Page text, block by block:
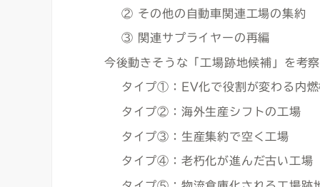
② その他の自動車関連工場の集約
③ 関連サプライヤーの再編
今後動きそうな「工場跡地候補」を考
タイプ①：EV化で役割が変わる内燃
タイプ②：海外生産シフトの工場
タイプ③：生産集約で空く工場
タイプ④：老朽化が進んだ古い工場